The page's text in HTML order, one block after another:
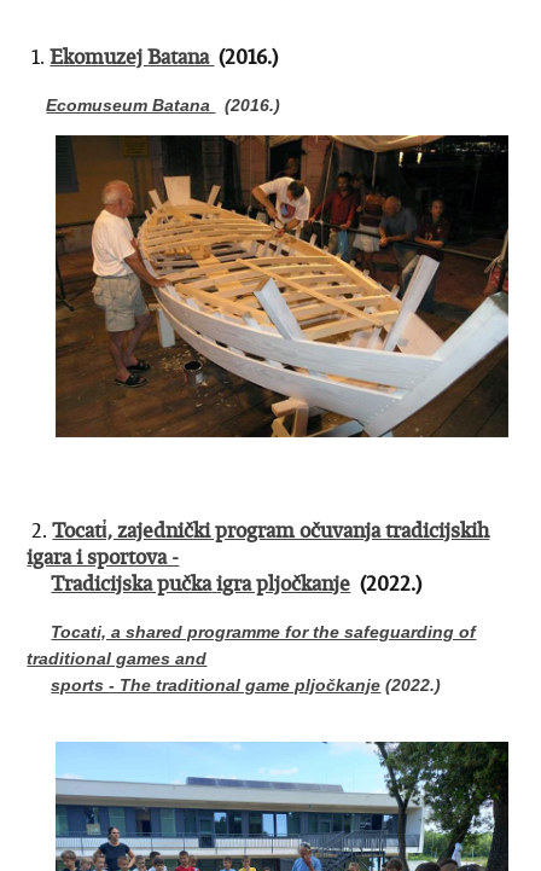
1.Ekomuzej Batana (2016.)
Ecomuseum Batana (2016.)
2.Tocatἰ, zajednički program očuvanja tradicijskih
igara i sportova -
Tradicijska pučkaigra pljočkanje (2022.)
Tocati, a shared programme for the safeguarding of
traditional games and
sports - The traditional game pljočkanje (2022.)